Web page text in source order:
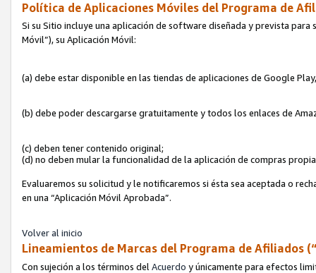
Política de Aplicaciones Móviles del Programa de
Si su Sitio incluye una aplicación de software diseñada y prevista
Móvil”), su Aplicación Móvil:
(a) debe estar disponible en las tiendas de aplicaciones de Google
(b) debe poder descargarse gratuitamente y todos los enlaces de
(c) deben tener contenido original;
(d) no deben mular la funcionalidad de la aplicación de compras
Evaluaremos su solicitud y le notificaremos si ésta sea aceptada o
en una “Aplicación Móvil Aprobada”.
Volver al inicio
Lineamientos de Marcas del Programa de Afiliados
Con sujeción a los términos del Acuerdo y únicamente para efectos